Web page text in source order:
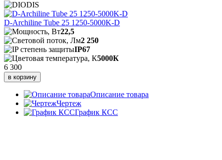
D-Archiline Tube 25 1250-5000K-D
22,5
2 250
IP67
5000К
6 300
в корзину
Описание товара
Чертеж
График КСС